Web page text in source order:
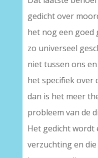
gedicht over
het nog een goed
zo universeel
niet tussen ons
het specifiek over
dan is het meer
probleem van de
Het gedicht wordt
verzuchting en